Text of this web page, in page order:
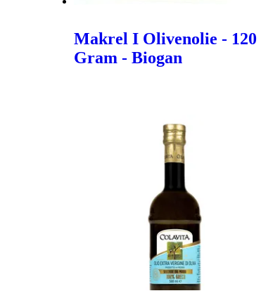
Makrel I Olivenolie - 120
Gram - Biogan